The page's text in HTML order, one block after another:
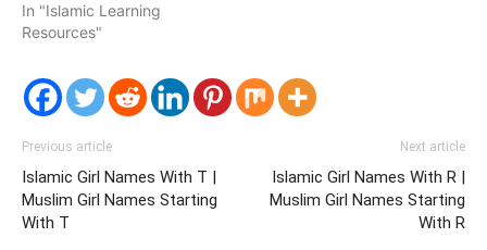
In "Islamic Learning
Resources"
Previous article
Islamic Girl Names With T |
Muslim Girl Names Starting
With T
Next article
Islamic Girl Names With R |
Muslim Girl Names Starting
With R